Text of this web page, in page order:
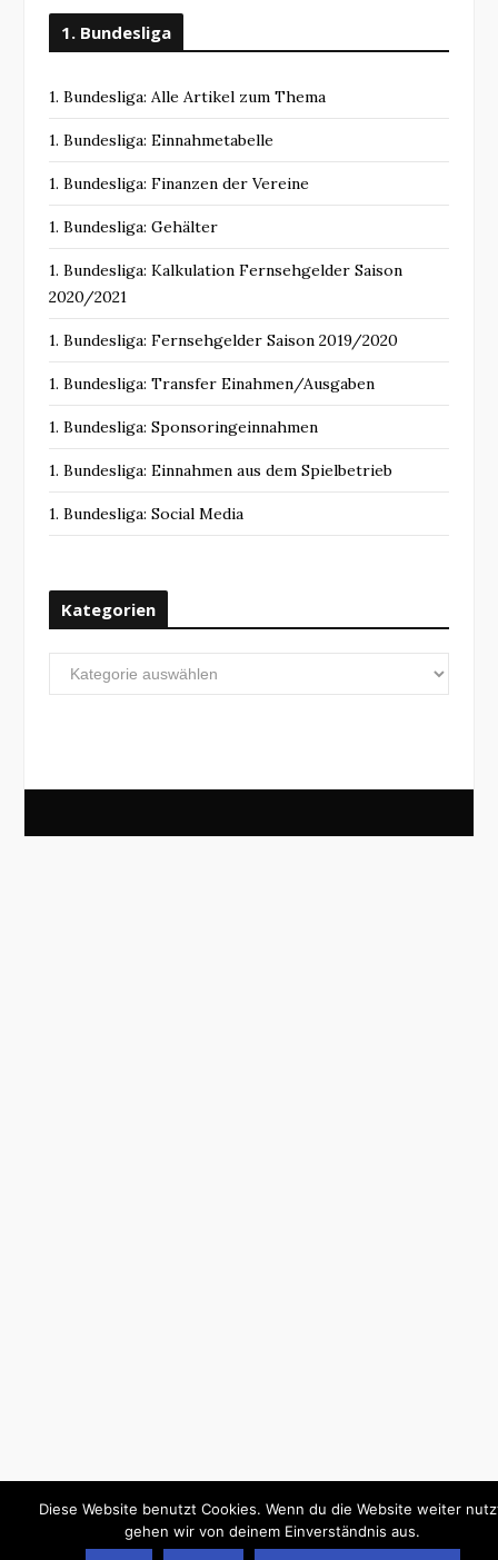
1. Bundesliga
1. Bundesliga: Alle Artikel zum Thema
1. Bundesliga: Einnahmetabelle
1. Bundesliga: Finanzen der Vereine
1. Bundesliga: Gehälter
1. Bundesliga: Kalkulation Fernsehgelder Saison
2020/2021
1. Bundesliga: Fernsehgelder Saison 2019/2020
1. Bundesliga: Transfer Einahmen/Ausgaben
1. Bundesliga: Sponsoringeinnahmen
1. Bundesliga: Einnahmen aus dem Spielbetrieb
1. Bundesliga: Social Media
Kategorien
Kategorien
Diese Website benutzt Cookies. Wenn du die Website weiter
gehen wir von deinem Einverständnis aus.